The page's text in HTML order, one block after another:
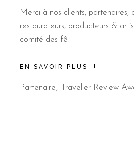
Merci à nos clients, partenaires,
restaurateurs, producteurs &
comité des fê
EN SAVOIR PLUS
Partenaire Traveller Review